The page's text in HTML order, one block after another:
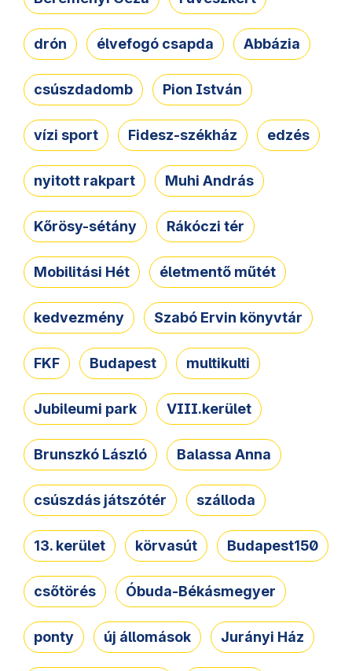
drón élvefogó csapda Abbázia
csúszdadomb Pion István
vízi sport Fidesz-székház edzés
nyitott rakpart Muhi András
Kőrösy-sétány Rákóczi tér
Mobilitási Hét életmentő műtét
kedvezmény Szabó Ervin könyvtár
FKF Budapest multikulti
Jubileumi park VIII.kerület
Brunszkó László Balassa Anna
csúszdás játszótér szálloda
13. kerület körvasút Budapest150
csőtörés Óbuda-Békásmegyer
ponty új állomások Jurányi Ház